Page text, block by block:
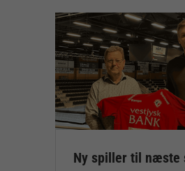
Ny spiller til næste